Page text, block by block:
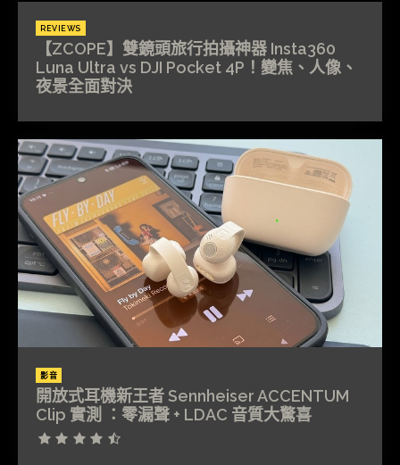
REVIEWS
【ZCOPE】雙鏡頭旅行拍攝神器 Insta360
Luna Ultra vs DJI Pocket 4P！變焦、人像、
夜景全面對決
影音
開放式耳機新王者 Sennheiser ACCENTUM
Clip 實測 ：零漏聲 + LDAC 音質大驚喜